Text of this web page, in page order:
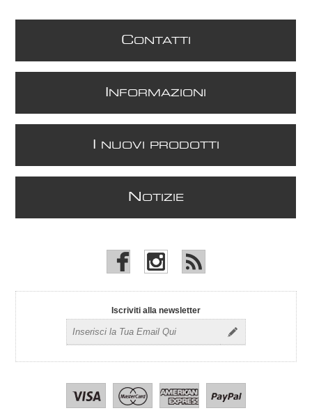
CONTATTI
NFORMAZIONI
NUOVI PRODOTTI
N OTIZIE
Iscriviti alla newsletter